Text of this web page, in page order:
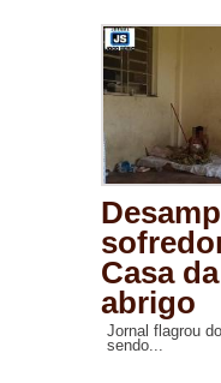
Casa
abrigo
Jornal flagrou
sendo...